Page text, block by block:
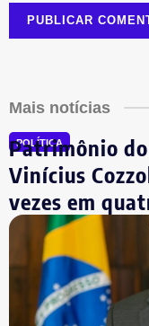
Mais notícias
POLÍTICA
Patrimônio
Vinícius
vezes em